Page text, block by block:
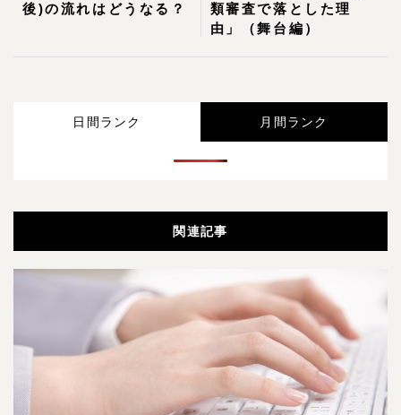
後)の流れはどうなる？
類審査で落とした理
由」（舞台編）
日間ランク 月間ランク
関連記事